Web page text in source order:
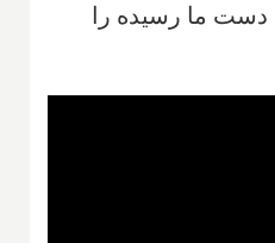
ما رسیده را